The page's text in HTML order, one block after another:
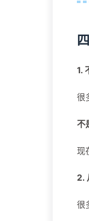
1.
很
不
现
2.
很